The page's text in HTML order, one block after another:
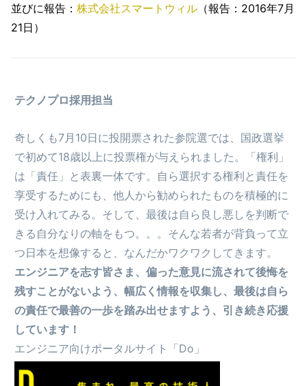
並びに報告： 株式会社スマートウィル （報告：2016年7月
21日）
テクノプロ採用担当
奇しくも7月10日に投開票された参院選では、国政選挙
で初めて18歳以上に投票権が与えられました。「権利」
は「責任」と表裏一体です。自ら選択する権利と責任を
享受するためにも、他人から勧められたものを積極的に
受け入れてみる。そして、最後は自ら良し悪しを判断で
きる自分なりの軸をもつ。。。そんな若者が背負って立
つ日本を想像すると、なんだかワクワクしてきます。
エンジニアを志す皆さま、偏った意見に流されて後悔を
残すことがないよう、幅広く情報を収集し、最後は自ら
の責任で最善の一歩を踏み出せますよう、引き続き応援
しています！
エンジニア向けポータルサイト「Do」